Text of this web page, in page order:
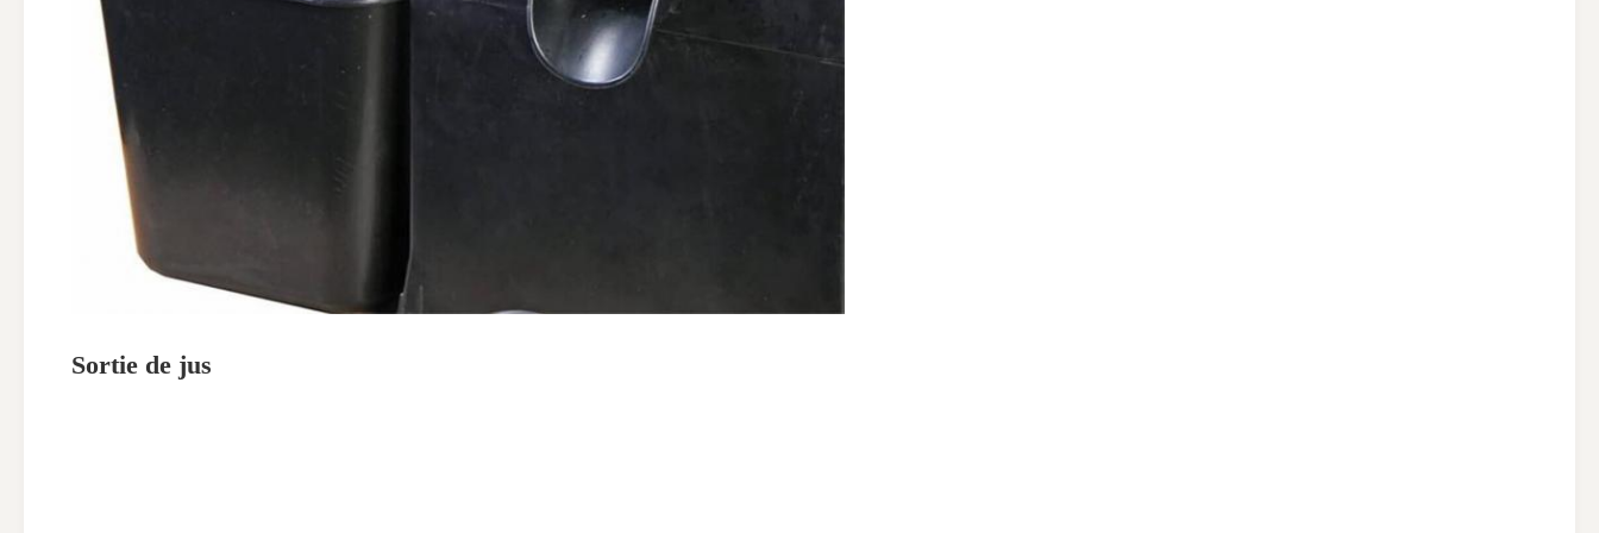
Sortie de jus